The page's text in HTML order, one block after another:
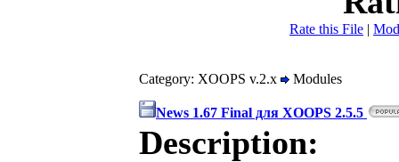
Rate this File |
Category: XOOPS v.2.x Modules
News 1.67 Final для XOOPS 2.5.5
Description: